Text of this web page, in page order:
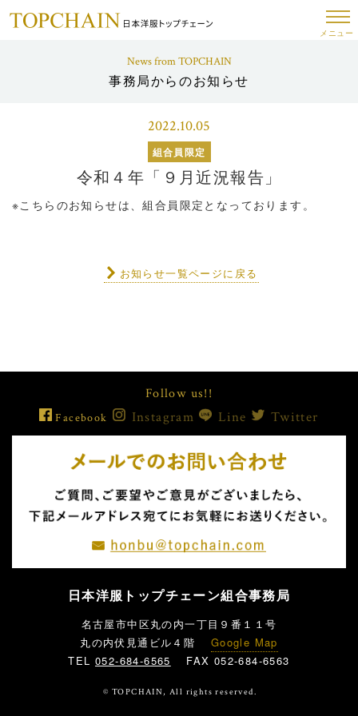
メニュー
News from TOPCHAIN
事務局からのお知らせ
2022.10.05
組合員限定
令和４年「９月近況報告」
※こちらのお知らせは、組合員限定となっております。
お知らせ一覧ページに戻る
Follow us!!
Facebook Instagram Line Twitter
日本洋服トップチェーン組合事務局
名古屋市中区丸の内一丁目９番１１号
丸の内伏見通ビル４階
Google Map
TEL 052-684-6565 FAX 052-684-6563
© TOPCHAIN, All rights reserved.